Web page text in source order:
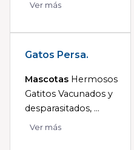
Ver más
Gatos Persa.
Mascotas Hermosos
Gatitos Vacunados y
desparasitados, ...
Ver más